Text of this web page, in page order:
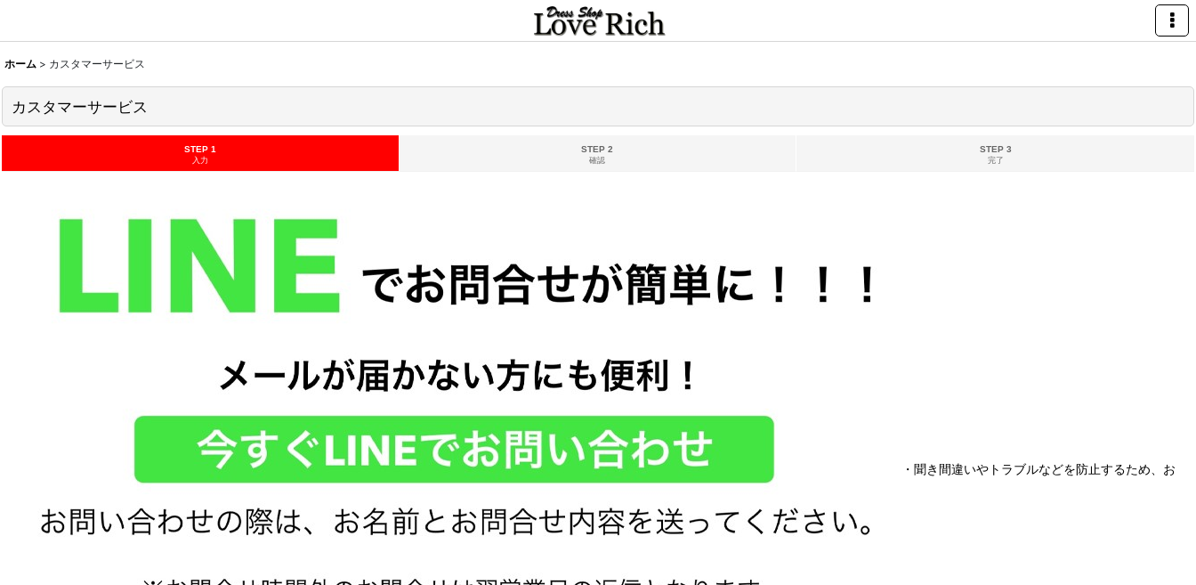
ホーム > カスタマーサービス
カスタマーサービス
STEP 1
入力
STEP 2
確認
STEP 3
完了
・聞き間違いやトラブルなどを防止するため、お